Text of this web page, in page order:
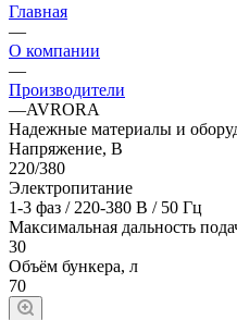
Главная
—
О компании
—
Производители
—AVRORA
Надежные материалы и
Напряжение, В
220/380
Электропитание
1-3 фаз / 220-380 В / 50 Гц
Максимальная дальность
30
Объём бункера, л
70